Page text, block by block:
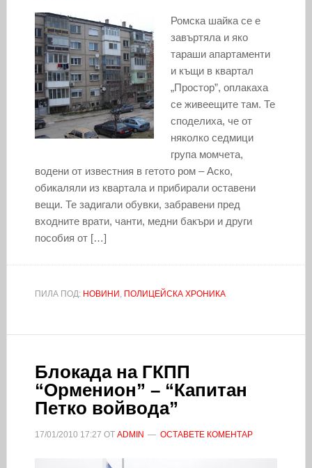
Ромска шайка се е
завъртяла и яко
тараши апартаменти
и къщи в квартал
„Простор”, оплакаха
се живеещите там. Те
споделиха, че от
няколко седмици
група момчета,
водени от известния в гетото ром – Аско,
обикаляли из квартала и прибирали оставени
вещи. Те задигали обувки, забравени пред
входните врати, чанти, медни бакъри и други
пособия от […]
ПИЛА ПОД: НОВИНИ , ПОЛИЦЕЙСКА ХРОНИКА
Блокада на ГКПП
“Орменион” – “Капитан
Петко войвода”
17/01/2010 17:27 ОТ ADMIN ОСТАВЕТЕ КОМЕНТАР